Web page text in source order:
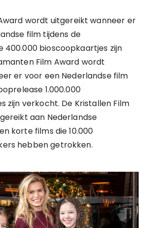
wordt uitgereikt wanneer er
film tijdens de
400.000 bioscoopkaartjes zijn
Film Award wordt
er voor een Nederlandse film
1.000.000
zijn verkocht. De Kristallen Film
aan Nederlandse
korte films die 10.000
hebben getrokken.